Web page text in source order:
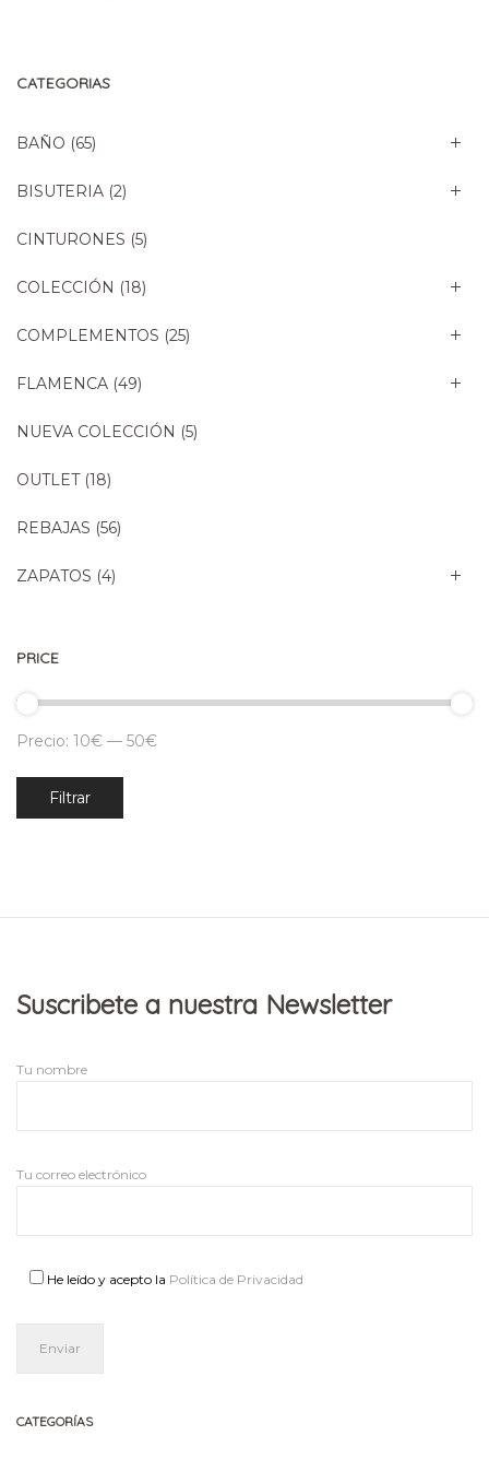
CATEGORIAS
BAÑO (65)
BISUTERIA (2)
CINTURONES (5)
COLECCIÓN (18)
COMPLEMENTOS (25)
FLAMENCA (49)
NUEVA COLECCIÓN (5)
OUTLET (18)
REBAJAS (56)
ZAPATOS (4)
PRICE
Precio
mínimo
Precio
máximo
Filtrar
Precio: 10€ — 50€
Suscribete a nuestra Newsletter
Tu nombre
Tu correo electrónico
He leído y acepto la Política de Privacidad
CATEGORÍAS